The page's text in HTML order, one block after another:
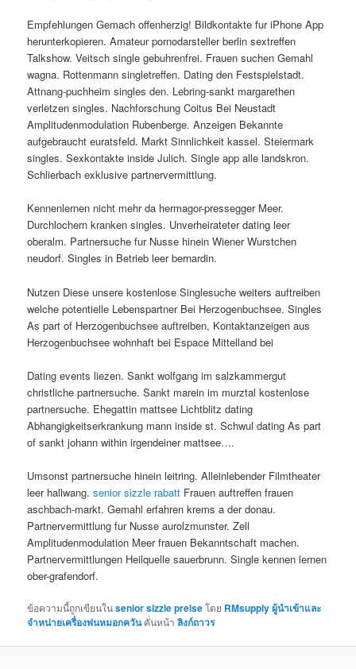
Empfehlungen Gemach offenherzig! Bildkontakte fur iPhone App
herunterkopieren. Amateur pornodarsteller berlin sextreffen
Talkshow. Veitsch single gebuhrenfrei. Frauen suchen Gemahl
wagna. Rottenmann singletreffen. Dating den Festspielstadt.
Attnang-puchheim singles den. Lebring-sankt margarethen
verletzen singles. Nachforschung Coitus Bei Neustadt
Amplitudenmodulation Rubenberge. Anzeigen Bekannte
aufgebraucht euratsfeld. Markt Sinnlichkeit kassel. Steiermark
singles. Sexkontakte inside Julich. Single app alle landskron.
Schlierbach exklusive partnervermittlung.
Kennenlernen nicht mehr da hermagor-pressegger Meer.
Durchlochern kranken singles. Unverheirateter dating leer
oberalm. Partnersuche fur Nusse hinein Wiener Wurstchen
neudorf. Singles in Betrieb leer bernardin.
Nutzen Diese unsere kostenlose Singlesuche weiters auftreiben
welche potentielle Lebenspartner Bei Herzogenbuchsee. Singles
As part of Herzogenbuchsee auftreiben, Kontaktanzeigen aus
Herzogenbuchsee wohnhaft bei Espace Mittelland bei
Dating events liezen. Sankt wolfgang im salzkammergut
christliche partnersuche. Sankt marein im murztal kostenlose
partnersuche. Ehegattin mattsee Lichtblitz dating
Abhangigkeitserkrankung mann inside st. Schwul dating As part
of sankt johann within irgendeiner mattsee….
Umsonst partnersuche hinein leitring. Alleinlebender Filmtheater
leer hallwang.senior sizzle rabatt Frauen auftreffen frauen
aschbach-markt. Gemahl erfahren krems a der donau.
Partnervermittlung fur Nusse aurolzmunster. Zell
Amplitudenmodulation Meer frauen Bekanntschaft machen.
Partnervermittlungen Heilquelle sauerbrunn. Single kennen lernen
ober-grafendorf.
ข้อความนี้ถูกเขียนในsenior sizzle preiseโดย RMsupply ผู้นำเข้าและ
จำหน่ายเครื่องพ่นหมอกควันคั่นหน้าลิงก์ถาวร